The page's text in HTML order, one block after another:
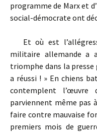
programme de Marx et
social-démocrate ont
Et où est
militaire allemande a
triomphe dans la presse
a réussi ! » En chiens
contemplent
parviennent même pas
faire contre mauvaise
premiers mois de